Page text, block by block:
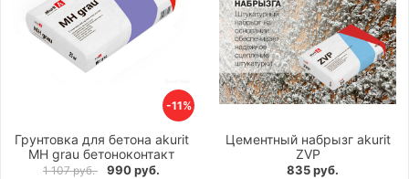
-11%
Грунтовка для бетона akurit
MH grau бетоноконтакт
1 107 руб. 990 руб.
Цементный набрызг akurit
ZVP
835 руб.